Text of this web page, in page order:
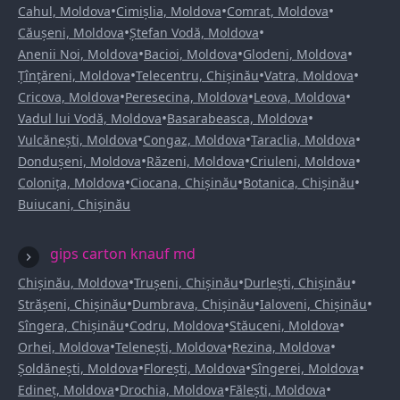
Cahul, Moldova•Cimișlia, Moldova•Comrat, Moldova•
Căușeni, Moldova•Ștefan Vodă, Moldova•
Anenii Noi, Moldova•Bacioi, Moldova•Glodeni, Moldova•
Țînțăreni, Moldova•Telecentru, Chișinău•Vatra, Moldova•
Cricova, Moldova•Peresecina, Moldova•Leova, Moldova•
Vadul lui Vodă, Moldova•Basarabeasca, Moldova•
Vulcănești, Moldova•Congaz, Moldova•Taraclia, Moldova•
Dondușeni, Moldova•Răzeni, Moldova•Criuleni, Moldova•
Colonița, Moldova•Ciocana, Chișinău•Botanica, Chișinău•
Buiucani, Chișinău
gips carton knauf md
Chișinău, Moldova•Trușeni, Chișinău•Durlești, Chișinău•
Strășeni, Chișinău•Dumbrava, Chișinău•Ialoveni, Chișinău•
Sîngera, Chișinău•Codru, Moldova•Stăuceni, Moldova•
Orhei, Moldova•Telenești, Moldova•Rezina, Moldova•
Șoldănești, Moldova•Florești, Moldova•Sîngerei, Moldova•
Edineț, Moldova•Drochia, Moldova•Fălești, Moldova•